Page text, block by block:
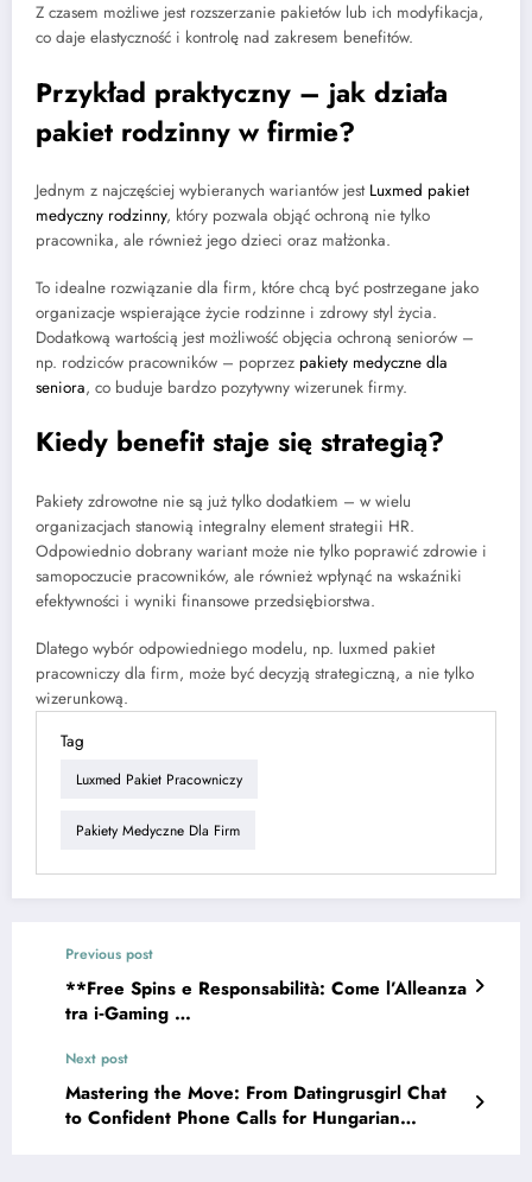
Z czasem możliwe jest rozszerzanie pakietów lub ich modyfikacja,
co daje elastyczność i kontrolę nad zakresem benefitów.
Przykład praktyczny – jak działa
pakiet rodzinny w firmie?
Jednym z najczęściej wybieranych wariantów jest Luxmed pakiet
medyczny rodzinny, który pozwala objąć ochroną nie tylko
pracownika, ale również jego dzieci oraz małżonka.
To idealne rozwiązanie dla firm, które chcą być postrzegane jako
organizacje wspierające życie rodzinne i zdrowy styl życia.
Dodatkową wartością jest możliwość objęcia ochroną seniorów –
np. rodziców pracowników – poprzez pakiety medyczne dla
seniora, co buduje bardzo pozytywny wizerunek firmy.
Kiedy benefit staje się strategią?
Pakiety zdrowotne nie są już tylko dodatkiem – w wielu
organizacjach stanowią integralny element strategii HR.
Odpowiednio dobrany wariant może nie tylko poprawić zdrowie i
samopoczucie pracowników, ale również wpłynąć na wskaźniki
efektywności i wyniki finansowe przedsiębiorstwa.
Dlatego wybór odpowiedniego modelu, np. luxmed pakiet
pracowniczy dla firm, może być decyzją strategiczną, a nie tylko
wizerunkową.
Tag
Luxmed Pakiet Pracowniczy
Pakiety Medyczne Dla Firm
Previous post
**Free Spins e Responsabilità: Come l’Alleanza
tra i‑Gaming …
Next post
Mastering the Move: From Datingrusgirl Chat
to Confident Phone Calls for Hungarian